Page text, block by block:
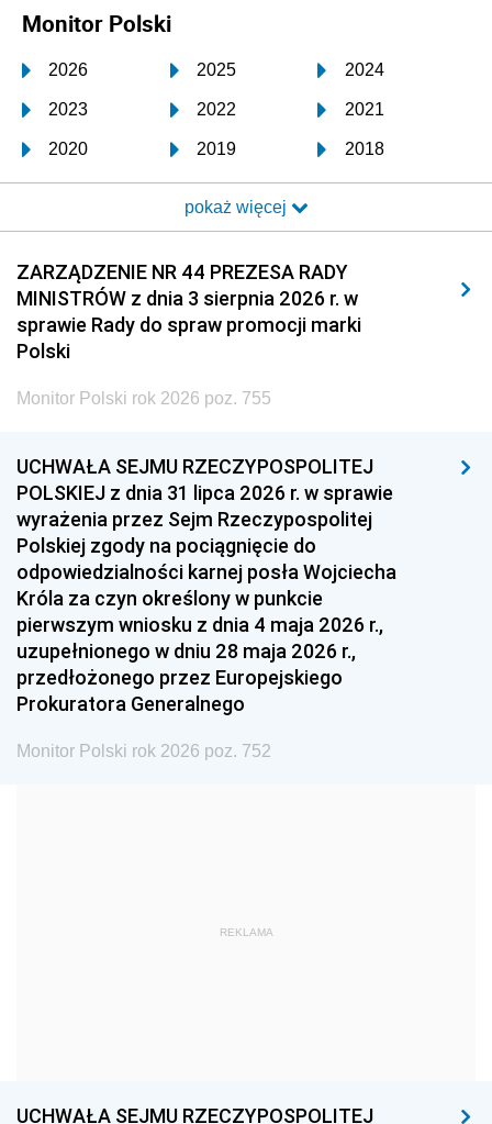
Monitor Polski
2026 2025 2024
2023 2022 2021
2020 2019 2018
2017 2016 2015
2014 2013 2012
2011 2010 2009
2008 2007 2006
2005
1996 1995 1994
1993 1992 1991
1990 1989
1987 1986 1985
1984 1983 1982
1981 1980 1979
1978 1977
1975 1974
1959
pokaż więcej
ZARZĄDZENIE NR 44 PREZESA RADY
MINISTRÓW z dnia 3 sierpnia 2026 r. w
sprawie Rady do spraw promocji marki
Polski
Monitor Polski rok 2026 poz. 755
UCHWAŁA SEJMU RZECZYPOSPOLITEJ
POLSKIEJ z dnia 31 lipca 2026 r. w sprawie
wyrażenia przez Sejm Rzeczypospolitej
Polskiej zgody na pociągnięcie do
odpowiedzialności karnej posła Wojciecha
Króla za czyn określony w punkcie
pierwszym wniosku z dnia 4 maja 2026 r.,
uzupełnionego w dniu 28 maja 2026 r.,
przedłożonego przez Europejskiego
Prokuratora Generalnego
Monitor Polski rok 2026 poz. 752
REKLAMA
UCHWAŁA SEJMU RZECZYPOSPOLITEJ